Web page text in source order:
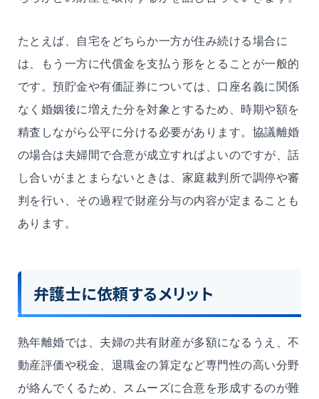
たとえば、自宅をどちらか一方が住み続ける場合に
は、もう一方に代償金を支払う形をとることが一般的
です。預貯金や有価証券については、口座名義に関係
なく婚姻後に増えた分を対象とするため、時期や額を
精査しながら公平に分ける必要があります。協議離婚
の場合は夫婦間で合意が成立すればよいのですが、話
し合いがまとまらないときは、家庭裁判所で調停や審
判を行い、その過程で財産分与の内容が定まることも
あります。
弁護士に依頼するメリット
熟年離婚では、夫婦の共有財産が多額になるうえ、不
動産評価や税金、退職金の算定など専門性の高い分野
が絡んでくるため、スムーズに合意を形成するのが難